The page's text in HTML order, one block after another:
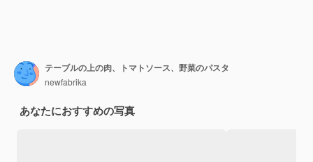
テーブルの上の肉、トマトソース、野菜のパスタ
newfabrika
あなたにおすすめの写真